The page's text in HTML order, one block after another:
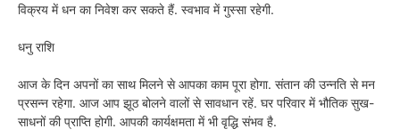
विक्रय में धन का निवेश कर सकते हैं. स्वभाव में गुस्सा रहेगी.
धनु राशि
आज के दिन अपनों का साथ मिलने से आपका काम पूरा होगा. संतान की उन्नति से मन
प्रसन्न रहेगा. आज आप झूठ बोलने वालों से सावधान रहें. घर परिवार में भौतिक सुख-
साधनों की प्राप्ति होगी. आपकी कार्यक्षमता में भी वृद्धि संभव है.